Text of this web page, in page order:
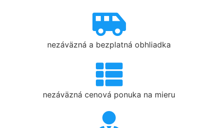
nezáväzná a bezplatná obhliadka
nezáväzná cenová ponuka na mieru